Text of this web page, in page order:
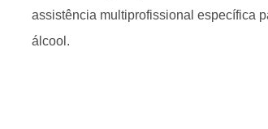
assistência multiprofissional específica
álcool.